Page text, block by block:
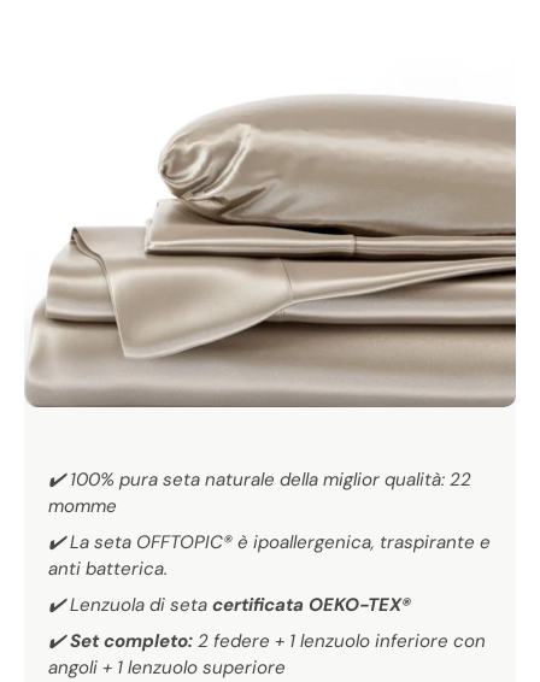
DORMIRE COME I REALI 👑
✔️ 100% pura seta naturale della miglior qualità: 22
momme
✔️ La seta OFFTOPIC® è ipoallergenica, traspirante e
anti batterica.
✔️ Lenzuola di seta certificata OEKO-TEX®
✔️Set completo: 2 federe + 1 lenzuolo inferiore con
angoli + 1 lenzuolo superiore